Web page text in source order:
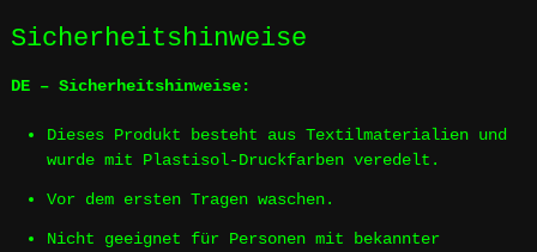
Sicherheitshinweise
DE – Sicherheitshinweise:
Dieses Produkt besteht aus Textilmaterialien und
wurde mit Plastisol-Druckfarben veredelt.
Vor dem ersten Tragen waschen.
Nicht geeignet für Personen mit bekannter